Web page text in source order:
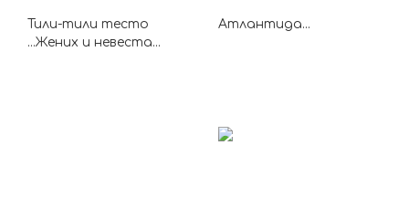
Тили-тили тесто
...Жених и невеста...
Атлантида...